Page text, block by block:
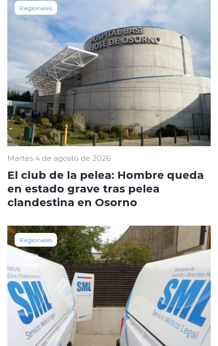
Regionales
Martes 4 de agosto de 2026
El club de la pelea: Hombre queda
en estado grave tras pelea
clandestina en Osorno
Regionales